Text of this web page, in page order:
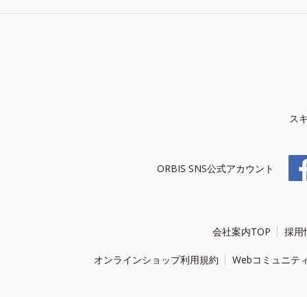
ス
ORBIS SNS公式アカウント
会社案内TOP 採用
オンラインショップ利用規約 Webコミュニテ